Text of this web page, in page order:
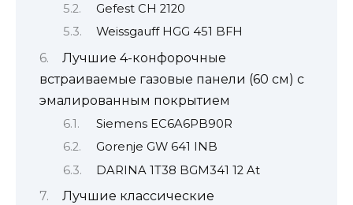
Gefest CH 2120
Weissgauff HGG 451 BFH
Лучшие 4-конфорочные
встраиваемые газовые панели (60 см) с
эмалированным покрытием
Siemens EC6A6PB90R
Gorenje GW 641 INB
DARINA 1T38 BGM341 12 At
Лучшие классические